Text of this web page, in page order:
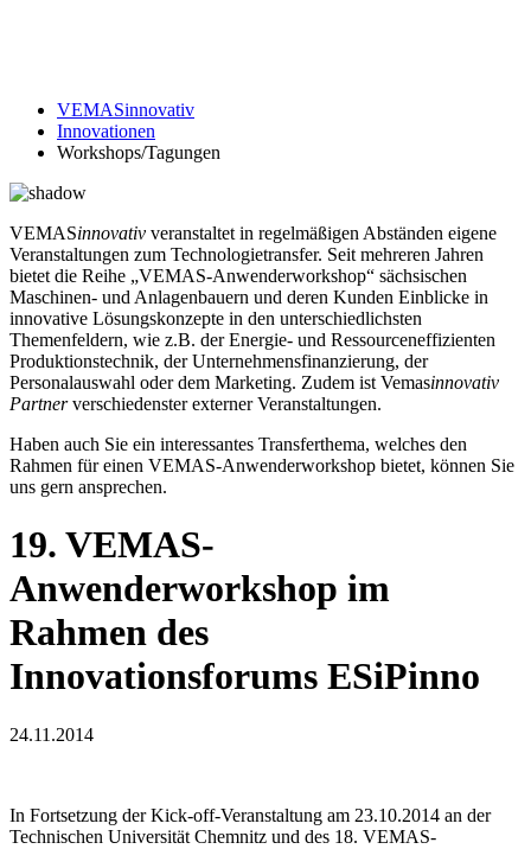
VEMASinnovativ
Innovationen
Workshops/Tagungen
VEMASinnovativ veranstaltet in regelmäßigen Abständen eigene
Veranstaltungen zum Technologietransfer. Seit mehreren Jahren
bietet die Reihe „VEMAS-Anwenderworkshop“ sächsischen
Maschinen- und Anlagenbauern und deren Kunden Einblicke in
innovative Lösungskonzepte in den unterschiedlichsten
Themenfeldern, wie z.B. der Energie- und Ressourceneffizienten
Produktionstechnik, der Unternehmensfinanzierung, der
Personalauswahl oder dem Marketing. Zudem ist Vemasinnovativ
Partnerverschiedenster externer Veranstaltungen.
Haben auch Sie ein interessantes Transferthema, welches den
Rahmen für einen VEMAS-Anwenderworkshop bietet, können Sie
uns gern ansprechen.
19. VEMAS-
Anwenderworkshop im
Rahmen des
Innovationsforums ESiPinno
24.11.2014
In Fortsetzung der Kick-off-Veranstaltung am 23.10.2014 an der
Technischen Universität Chemnitz und des 18. VEMAS-